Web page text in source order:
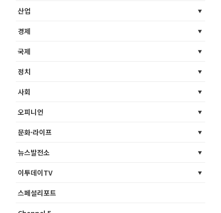
산업
경제
국제
정치
사회
오피니언
문화·라이프
뉴스발전소
이투데이TV
스페셜리포트